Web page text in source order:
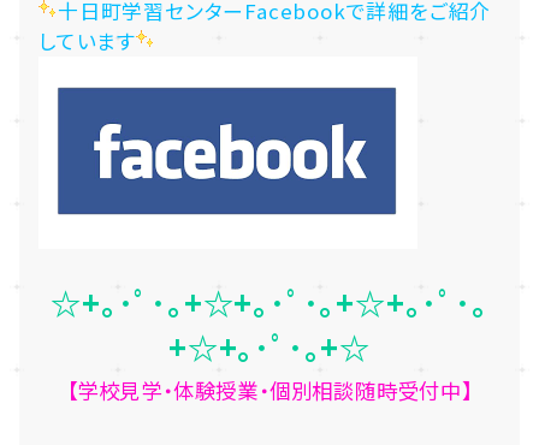
十日町学習センターFacebookで詳細をご紹介
しています
☆+｡･ﾟ･｡+☆+｡･ﾟ･｡+☆+｡･ﾟ･｡
+☆+｡･ﾟ･｡+☆
【学校見学・体験授業・個別相談随時受付中】